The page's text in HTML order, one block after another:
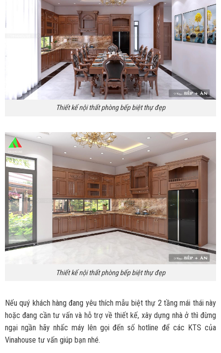
Thiết kế nội thất phòng bếp biệt thự đẹp
Thiết kế nội thất phòng bếp biệt thự đẹp
Nếu quý khách hàng đang yêu thích mẫu biệt thự 2 tầng mái thái này
hoặc đang cần tư vấn và hỗ trợ về thiết kế, xây dựng nhà ở thì đừng
ngại ngần hãy nhấc máy lên gọi đến số hotline để các KTS của
Vinahouse tư vấn giúp bạn nhé.